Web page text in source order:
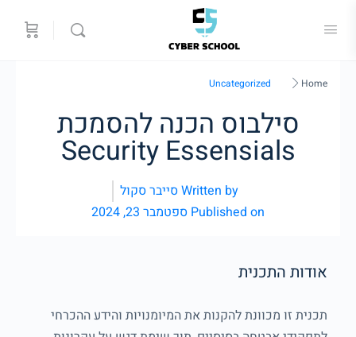
Home
Uncategorized
סילבוס הכנה להסמכת
Security Essensials
Written byסייבר סקול
Published on ספטמבר 23, 2024
אודות התכנית
תכנית זו מכוונת להקנות את המיומנויות והידע ההכרחי